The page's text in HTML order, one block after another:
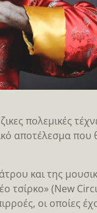
πολεμικές
αποτέλεσμα που
και της
τσίρκο» (New
οι οποίες